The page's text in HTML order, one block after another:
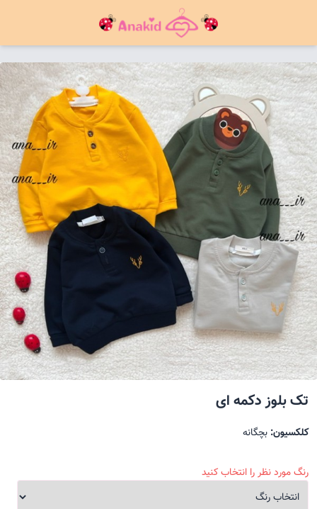
تک بلوز دکمه ای
کلکسیون: بچگانه
رنگ مورد نظر را انتخاب کنید